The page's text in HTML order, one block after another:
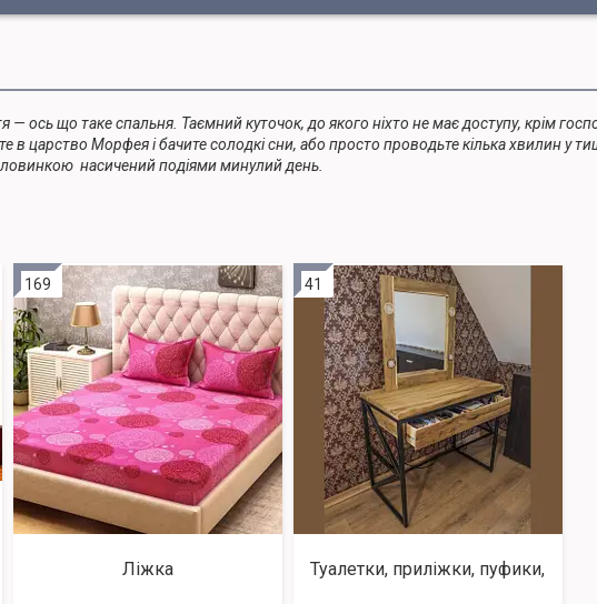
— ось що таке спальня. Таємний куточок, до якого ніхто не має доступу, крім
в царство Морфея і бачите солодкі сни, або просто проводьте кілька хвилин у
насичений подіями минулий день.
Ліжка
169
Туалетки, приліжки, пуфики,
41